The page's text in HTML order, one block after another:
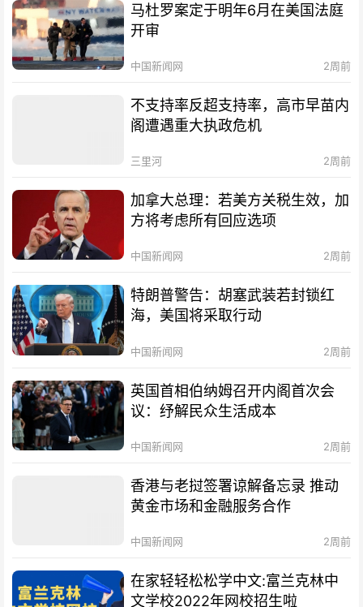
马杜罗案定于明年6月在美国法庭
开审
中国新闻网 2周前
不支持率反超支持率，高市早苗内
阁遭遇重大执政危机
三里河 2周前
加拿大总理：若美方关税生效，加
方将考虑所有回应选项
中国新闻网 2周前
特朗普警告：胡塞武装若封锁红
海，美国将采取行动
中国新闻网 2周前
英国首相伯纳姆召开内阁首次会
议：纾解民众生活成本
中国新闻网 2周前
香港与老挝签署谅解备忘录 推动
黄金市场和金融服务合作
中国新闻网 2周前
在家轻轻松松学中文:富兰克林中
文学校2022年网校招生啦